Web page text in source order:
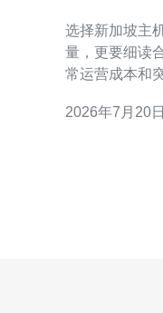
选择新加坡主
量，更要细读
常运营成本和
提供商是否支
2026年7月20日